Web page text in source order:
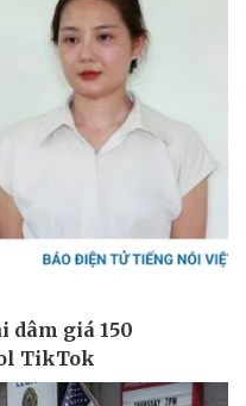
Quân sự - Quốc phòng
Vũ khí
Việt Nam
Phân tích